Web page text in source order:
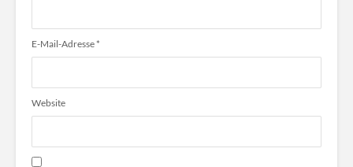
E-Mail-Adresse *
Website